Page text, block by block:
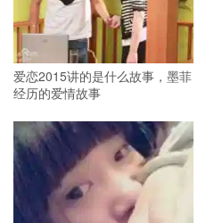
爱恋2015讲的是什么故事，墨菲
经历的爱情故事